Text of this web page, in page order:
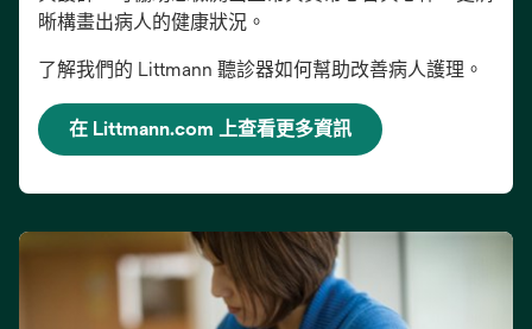
晰構畫出病人的健康狀況。
了解我們的 Littmann 聽診器如何幫助改善病人護理。
在 Littmann.com 上查看更多資訊
在
標
籤
中
開
啟